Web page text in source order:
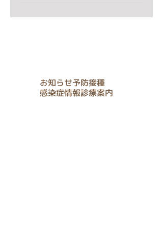
お知らせ予防接種
感染症情報診療案内